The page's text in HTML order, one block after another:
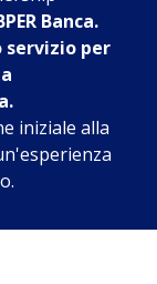
Banca.
servizio per
iniziale alla